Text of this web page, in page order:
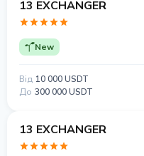
13 EXCHANGER
New
Від 10 000 USDT
До 300 000 USDT
13 EXCHANGER